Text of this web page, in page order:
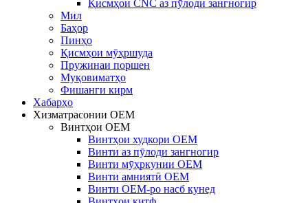
Қисмҳои CNC аз пӯлоди зангногир
Мил
Баҳор
Пинҳо
Қисмҳои мӯҳршуда
Пружинаи поршен
Муқовиматҳо
Фишанги кирм
Хабарҳо
Хизматрасонии OEM
Винтҳои OEM
Винтҳои худкори OEM
Винти аз пӯлоди зангногир
Винти мӯҳркунии OEM
Винти амниятӣ OEM
Винти OEM-ро насб кунед